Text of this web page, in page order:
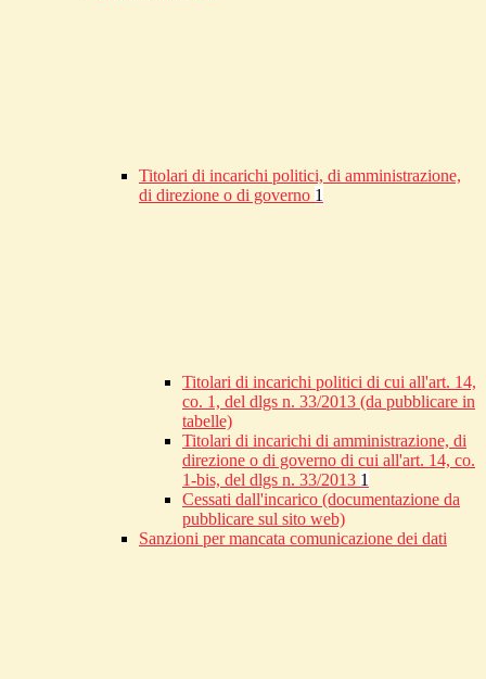
Titolari di incarichi politici, di amministrazione,
di direzione o di governo 1
Titolari di incarichi politici di cui all'art. 14,
co. 1, del dlgs n. 33/2013 (da pubblicare in
tabelle)
Titolari di incarichi di amministrazione, di
direzione o di governo di cui all'art. 14, co.
1-bis, del dlgs n. 33/2013 1
Cessati dall'incarico (documentazione da
pubblicare sul sito web)
Sanzioni per mancata comunicazione dei dati